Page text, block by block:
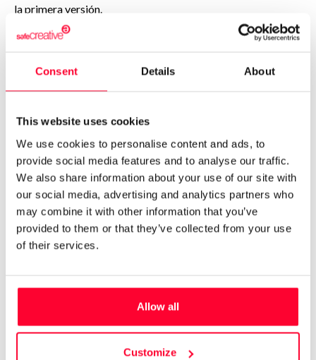
Consent Details About
This website uses cookies
We use cookies to personalise content and ads, to
provide social media features and to analyse our traffic.
We also share information about your use of our site with
our social media, advertising and analytics partners who
may combine it with other information that you’ve
provided to them or that they’ve collected from your use
of their services.
Allow all
Customize
la primera versión.
autoeditar en Letrame una reedición que recupera el texto
político y otras incorrecciones de la composición. La idea es
«preservar el valor literario» de una obra «deformada» por
décadas de ediciones erróneas, recogeABC.
Rechazo por «coherencia»
editorial
entre el catedrático y los herederos del escritor. Estos
últimos argumentan el rechazo por un compromiso previo
con varias editoriales, entre ellas Galaxia Gutenberg, que
está preparando la edición de las obras completas de